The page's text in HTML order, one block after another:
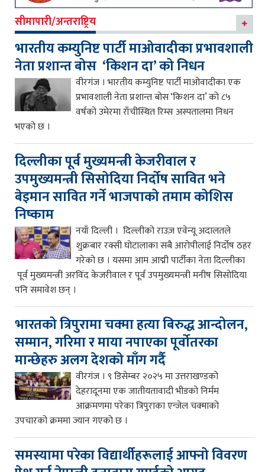
सीमापारी/अन्तराष्ट्रिय
भारतीय कम्युनिष्ट पार्टी माओवादीका प्रभावशाली
नेता प्रशान्त बोस ‘किशन दा’ को निधन
वीरगंज । भारतीय कम्युनिष्ट पार्टी माओवादीका एक
प्रभावशाली नेता प्रशान्त बोस ‘किशन दा’ को ८५
वर्षको उमेरमा राँचीस्थित रिम्स अस्पतालमा निधन
भएको छ ।
दिल्लीका पूर्व मुख्यमन्त्री केजरीवाल र
उपमुख्यमन्त्री सिसोदिया निर्दोष सावित भने
बेइमान सावित गर्ने भाजपाको तमाम कोशिस
निष्काम
नयाँ दिल्ली । दिल्लीको राउज़ एवेन्यू अदालतले
शुक्रबार रक्सी घोटालाका सबै आरोपीलाई निर्दोष ठहर
गरेको छ । यसमा आम आद्मी पार्टीका नेता दिल्लीका
पूर्व मुख्यमन्त्री अरविंद केजरीवाल र पूर्व उपमुख्यमन्त्री मनीष सिसोदिया
पनि समावेश छन् ।
भारतको त्रिपुरामा चक्मा हत्या बिरुद्ध आन्दोलन,
सम्मान, गरिमा र माया नपाएका पूर्वोतरका
मान्छेहरु अलग देशको माँग गर्दै
वीरगंज । ९ डिसेम्बर २०२५ मा उत्तराखण्डको
देहरादूनमा एक जातीयतावादी भीडको निर्मम
आक्रमणमा परेका त्रिपुराका एन्जेल चक्माको
उपचारको क्रममा ज्यान गएको छ ।
समस्यामा परेका विद्यार्थीहरूलाई आफ्नो विवरण